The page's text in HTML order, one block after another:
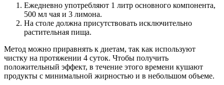
Ежедневно употребляют 1 литр основного компонента,
500 мл чая и 3 лимона.
На столе должна присутствовать исключительно
растительная пища.
Метод можно приравнять к диетам, так как используют
чистку на протяжении 4 суток. Чтобы получить
положительный эффект, в течение этого времени кушают
продукты с минимальной жирностью и в небольшом объеме.